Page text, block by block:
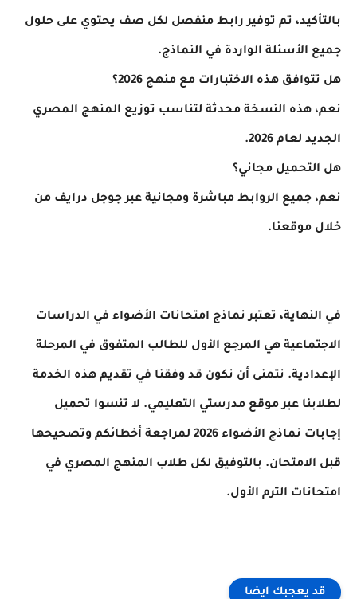
بالتأكيد، تم توفير رابط منفصل لكل صف يحتوي على حلول
جميع الأسئلة الواردة في النماذج.
هل تتوافق هذه الاختبارات مع منهج 2026؟
نعم، هذه النسخة محدثة لتناسب توزيع المنهج المصري
الجديد لعام 2026.
هل التحميل مجاني؟
نعم، جميع الروابط مباشرة ومجانية عبر جوجل درايف من
خلال موقعنا.
في النهاية، تعتبر نماذج امتحانات الأضواء في الدراسات
الاجتماعية هي المرجع الأول للطالب المتفوق في المرحلة
الإعدادية. نتمنى أن نكون قد وفقنا في تقديم هذه الخدمة
لطلابنا عبر موقع مدرستي التعليمي. لا تنسوا تحميل
إجابات نماذج الأضواء 2026 لمراجعة أخطائكم وتصحيحها
قبل الامتحان. بالتوفيق لكل طلاب المنهج المصري في
امتحانات الترم الأول.
قد يعجبك ايضا